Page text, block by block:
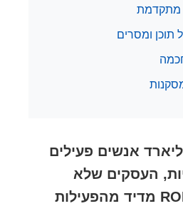
מתקדמת
תוכן ומסרים
שבו 4.8 מיליארד אנשים פעילים
העסקים שלא
מצליחים להפיק ROI מדיד מהפעילות